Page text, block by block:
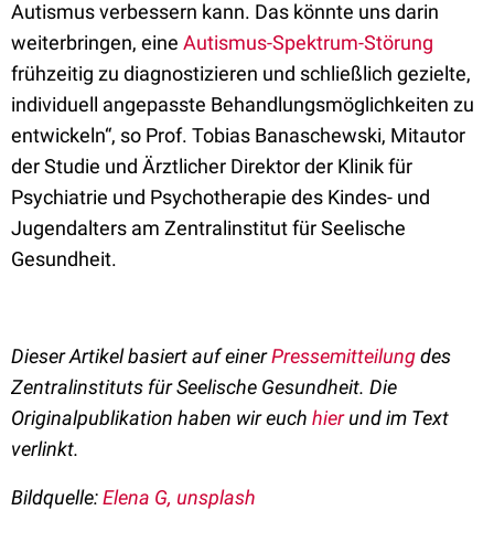
Autismus verbessern kann. Das könnte uns darin
weiterbringen, eine Autismus-Spektrum-Störung
frühzeitig zu diagnostizieren und schließlich gezielte,
individuell angepasste Behandlungsmöglichkeiten zu
entwickeln“, so Prof. Tobias Banaschewski, Mitautor
der Studie und Ärztlicher Direktor der Klinik für
Psychiatrie und Psychotherapie des Kindes- und
Jugendalters am Zentralinstitut für Seelische
Gesundheit.
Dieser Artikel basiert auf einerPressemitteilungdes
Zentralinstituts für Seelische Gesundheit. Die
Originalpublikation haben wir euch hierund im Text
verlinkt.
Bildquelle:Elena G, unsplash